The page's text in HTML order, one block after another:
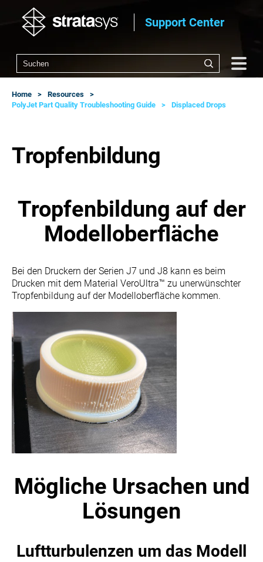
Support Center
Home
Resources
PolyJet Part Quality Troubleshooting Guide
Displaced Drops
Tropfenbildung
Tropfenbildung auf der
Modelloberfläche
Bei den Druckern der Serien J7 und J8 kann es beim
Drucken mit dem Material VeroUltra™ zu unerwünschter
Tropfenbildung auf der Modelloberfläche kommen.
Mögliche Ursachen und
Lösungen
Luftturbulenzen um das Modell